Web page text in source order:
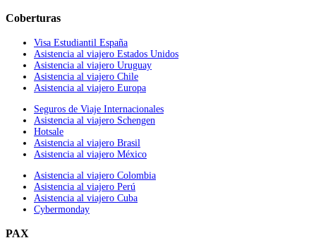
Coberturas
Visa Estudiantil España
Asistencia al viajero Estados Unidos
Asistencia al viajero Uruguay
Asistencia al viajero Chile
Asistencia al viajero Europa
Seguros de Viaje Internacionales
Asistencia al viajero Schengen
Hotsale
Asistencia al viajero Brasil
Asistencia al viajero México
Asistencia al viajero Colombia
Asistencia al viajero Perú
Asistencia al viajero Cuba
Cybermonday
PAX